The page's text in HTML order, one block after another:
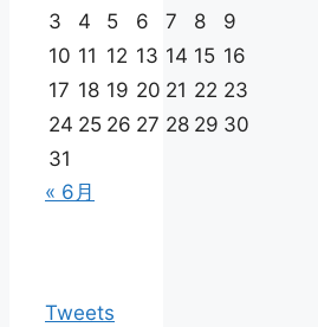
3
4 5 6 7 8
9
10 11 12 13 14 15 16
17 18 19 20 21 22 23
24 25 26 27 28 29 30
31
« 6月
Tweets